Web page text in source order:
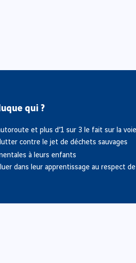
qui ?
et plus d’1 sur 3 le fait sur la
contre le jet de déchets sauvages
à leurs enfants
dans leur apprentissage au respect